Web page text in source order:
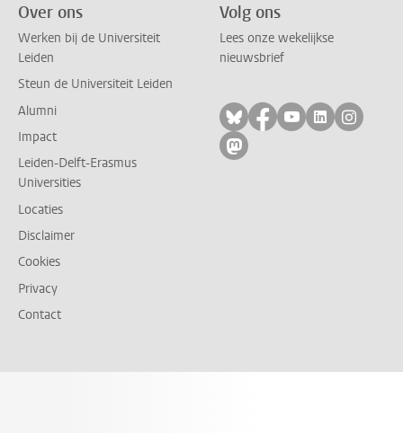
Over ons
Werken bij de Universiteit
Leiden
Steun de Universiteit Leiden
Alumni
Impact
Leiden-Delft-Erasmus
Universities
Locaties
Disclaimer
Cookies
Privacy
Contact
Volg ons
Lees onze wekelijkse
nieuwsbrief
Volg ons op bluesky
Volg ons op
Volg ons op
Volg ons
Volg
Volg ons op mastodon